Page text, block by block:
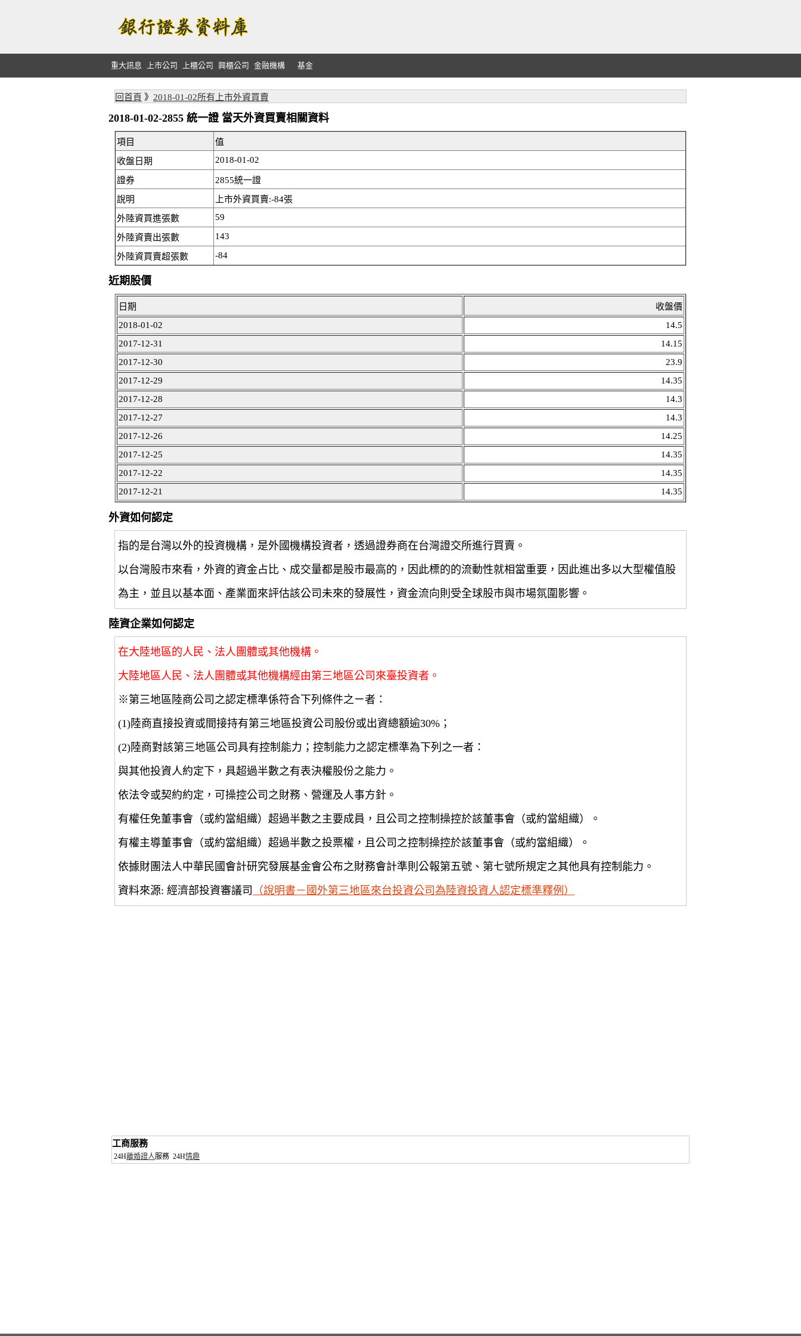
重大訊息 上市公司 上櫃公司 興櫃公司 金融機構 基金
回首頁 》 2018-01-02所有上市外資買賣
2018-01-02-2855 統一證 當天外資買賣相關資料
項目
值
收盤日期
2018-01-02
證券
2855統一證
說明
上市外資買賣:-84張
外陸資買進張數
59
外陸資賣出張數 143
外陸資買賣超張數 -84
近期股價
日期
收盤價
2018-01-02
14.5
2017-12-31
14.15
2017-12-30
23.9
2017-12-29
14.35
2017-12-28
14.3
2017-12-27
14.3
2017-12-26
14.25
2017-12-25
14.35
2017-12-22
14.35
2017-12-21
14.35
外資如何認定
指的是台灣以外的投資機構，是外國機構投資者，透過證券商在台灣證交所進行買賣。
以台灣股市來看，外資的資金占比、成交量都是股市最高的，因此標的的流動性就相當重要，因此進出多以大型權值股
為主，並且以基本面、產業面來評估該公司未來的發展性，資金流向則受全球股市與市場氛圍影響。
陸資企業如何認定
在大陸地區的人民、法人團體或其他機構。
大陸地區人民、法人團體或其他機構經由第三地區公司來臺投資者。
※第三地區陸商公司之認定標準係符合下列條件之ㄧ者：
(1)陸商直接投資或間接持有第三地區投資公司股份或出資總額逾30%；
(2)陸商對該第三地區公司具有控制能力；控制能力之認定標準為下列之一者：
與其他投資人約定下，具超過半數之有表決權股份之能力。
依法令或契約約定，可操控公司之財務、營運及人事方針。
有權任免董事會（或約當組織）超過半數之主要成員，且公司之控制操控於該董事會（或約當組織）。
有權主導董事會（或約當組織）超過半數之投票權，且公司之控制操控於該董事會（或約當組織）。
依據財團法人中華民國會計研究發展基金會公布之財務會計準則公報第五號、第七號所規定之其他具有控制能力。
資料來源: 經濟部投資審議司
（說明書－國外第三地區來台投資公司為陸資投資人認定標準釋例）
工商服務
24H離婚證人服務 24H情趣